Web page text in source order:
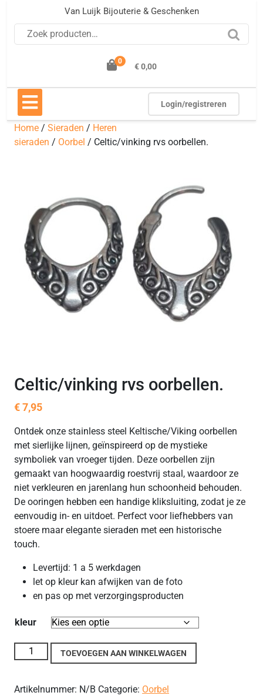
inhoud
Van Luijk Bijouterie & Geschenken
0
€ 0,00
Open
Login/registreren
Home / Sieraden / Heren
sieraden / Oorbel / Celtic/vinking rvs oorbellen.
Celtic/vinking rvs oorbellen.
€7,95
Ontdek onze stainless steel Keltische/Viking oorbellen
met sierlijke lijnen, geïnspireerd op de mystieke
symboliek van vroeger tijden. Deze oorbellen zijn
gemaakt van hoogwaardig roestvrij staal, waardoor ze
niet verkleuren en jarenlang hun schoonheid behouden.
De ooringen hebben een handige kliksluiting, zodat je ze
eenvoudig in- en uitdoet. Perfect voor liefhebbers van
stoere maar elegante sieraden met een historische
touch.
Levertijd: 1 a 5 werkdagen
let op kleur kan afwijken van de foto
en pas op met verzorgingsproducten
kleur
Celtic/vinking rvs oorbellen. aantal
TOEVOEGEN AAN WINKELWAGEN
Artikelnummer: N/B Categorie: Oorbel